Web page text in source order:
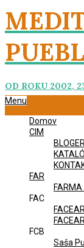
Skip
to
content
OD ROKU 2002,
Primary
Menu
Domov
CIM
FAR
FAC
FCB
Saša